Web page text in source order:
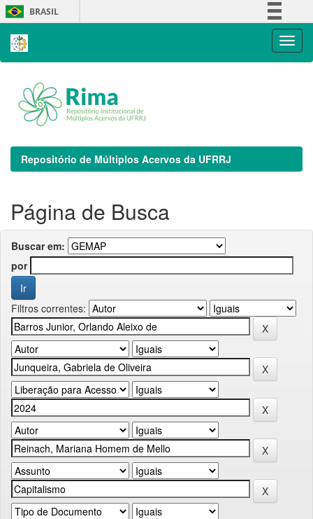
Skip
navigation
BRASIL
Repositório de Múltiplos Acervos da UFRRJ
Página de Busca
Buscar em:
por
Filtros correntes: